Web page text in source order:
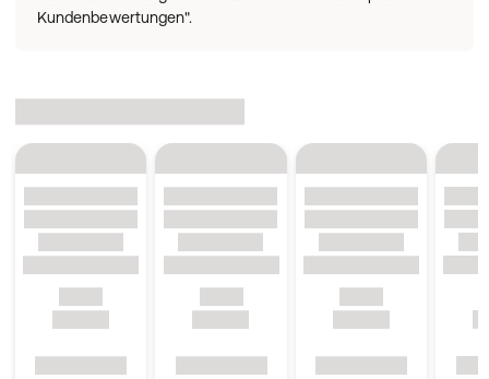
Kundenbewertungen".